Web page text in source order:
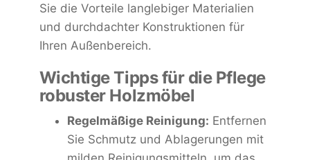
Sie die Vorteile langlebiger Materialien
und durchdachter Konstruktionen für
Ihren Außenbereich.
Wichtige Tipps für die Pflege
robuster Holzmöbel
Regelmäßige Reinigung: Entfernen
Sie Schmutz und Ablagerungen mit